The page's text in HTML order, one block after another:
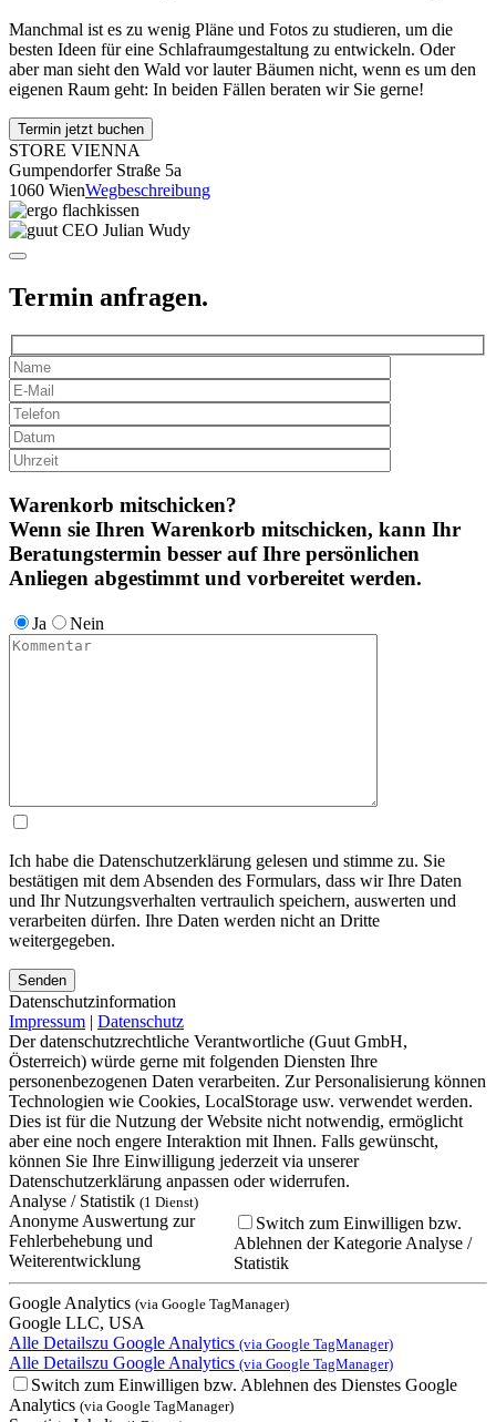
Manchmal ist es zu wenig Pläne und Fotos zu studieren, um die
besten Ideen für eine Schlafraumgestaltung zu entwickeln. Oder
aber man sieht den Wald vor lauter Bäumen nicht, wenn es um den
eigenen Raum geht: In beiden Fällen beraten wir Sie gerne!
Termin jetzt buchen
STORE VIENNA
Gumpendorfer Straße 5a
1060 WienWegbeschreibung
Termin anfragen.
Warenkorb mitschicken?
Wenn sie Ihren Warenkorb mitschicken, kann Ihr
Beratungstermin besser auf Ihre persönlichen
Anliegen abgestimmt und vorbereitet werden.
Ja Nein
Ich habe die Datenschutzerklärung gelesen und stimme zu. Sie
bestätigen mit dem Absenden des Formulars, dass wir Ihre Daten
und Ihr Nutzungsverhalten vertraulich speichern, auswerten und
verarbeiten dürfen. Ihre Daten werden nicht an Dritte
weitergegeben.
Bitte lasse dieses Feld leer.
Bitte lasse dieses Feld leer.
Bitte lasse dieses Feld leer.
Datenschutzinformation
Impressum | Datenschutz
Der datenschutzrechtliche Verantwortliche (Guut GmbH,
Österreich) würde gerne mit folgenden Diensten Ihre
personenbezogenen Daten verarbeiten. Zur Personalisierung können
Technologien wie Cookies, LocalStorage usw. verwendet werden.
Dies ist für die Nutzung der Website nicht notwendig, ermöglicht
aber eine noch engere Interaktion mit Ihnen. Falls gewünscht,
können Sie Ihre Einwilligung jederzeit via unserer
Datenschutzerklärung anpassen oder widerrufen.
Analyse / Statistik (1 Dienst)
Anonyme Auswertung zur
Fehlerbehebung und
Weiterentwicklung
Switch zum Einwilligen bzw.
Ablehnen der Kategorie Analyse /
Statistik
Google Analytics (via Google TagManager)
Google LLC, USA
Alle Detailszu Google Analytics (via Google TagManager)
Alle Detailszu Google Analytics (via Google TagManager)
Switch zum Einwilligen bzw. Ablehnen des Dienstes Google
Analytics (via Google TagManager)